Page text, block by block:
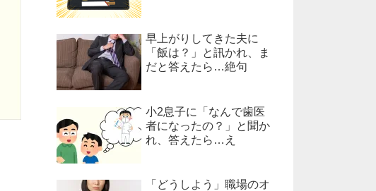
早上がりしてきた夫に
「飯は？」と訊かれ、ま
だと答えたら…絶句
小2息子に「なんで歯医
者になったの？」と聞か
れ、答えたら…え
「どうしよう」職場のオ